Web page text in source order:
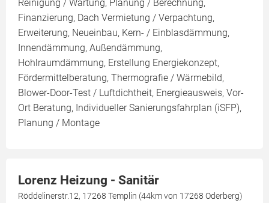
Reinigung / Wartung, Planung / Berechnung,
Finanzierung, Dach Vermietung / Verpachtung,
Erweiterung, Neueinbau, Kern- / Einblasdämmung,
Innendämmung, Außendämmung,
Hohlraumdämmung, Erstellung Energiekonzept,
Fördermittelberatung, Thermografie / Wärmebild,
Blower-Door-Test / Luftdichtheit, Energieausweis, Vor-
Ort Beratung, Individueller Sanierungsfahrplan (iSFP),
Planung / Montage
Lorenz Heizung - Sanitär
Röddelinerstr.12, 17268 Templin (44km von 17268 Oderberg)